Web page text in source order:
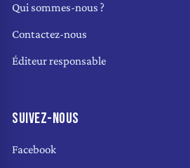
Qui sommes-nous ?
Contactez-nous
Éditeur responsable
SUIVEZ-NOUS
Facebook